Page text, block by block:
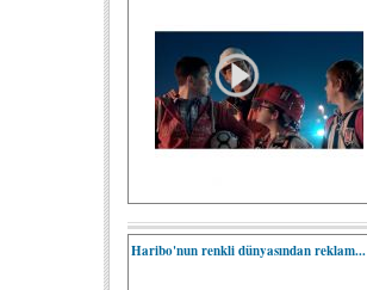
Haribo'nun renkli dünyasından reklam...